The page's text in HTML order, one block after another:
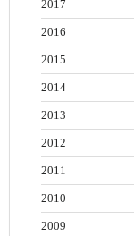
2017
2016
2015
2014
2013
2012
2011
2010
2009